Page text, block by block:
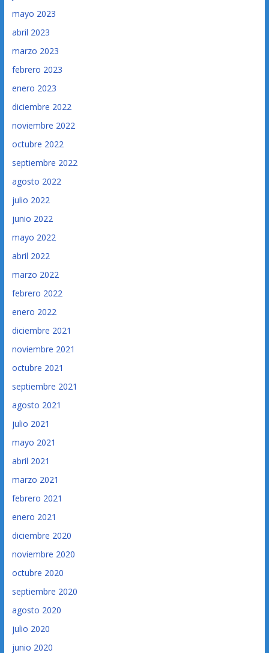
mayo 2023
abril 2023
marzo 2023
febrero 2023
enero 2023
diciembre 2022
noviembre 2022
octubre 2022
septiembre 2022
agosto 2022
julio 2022
junio 2022
mayo 2022
abril 2022
marzo 2022
febrero 2022
enero 2022
diciembre 2021
noviembre 2021
octubre 2021
septiembre 2021
agosto 2021
julio 2021
mayo 2021
abril 2021
marzo 2021
febrero 2021
enero 2021
diciembre 2020
noviembre 2020
octubre 2020
septiembre 2020
agosto 2020
julio 2020
junio 2020